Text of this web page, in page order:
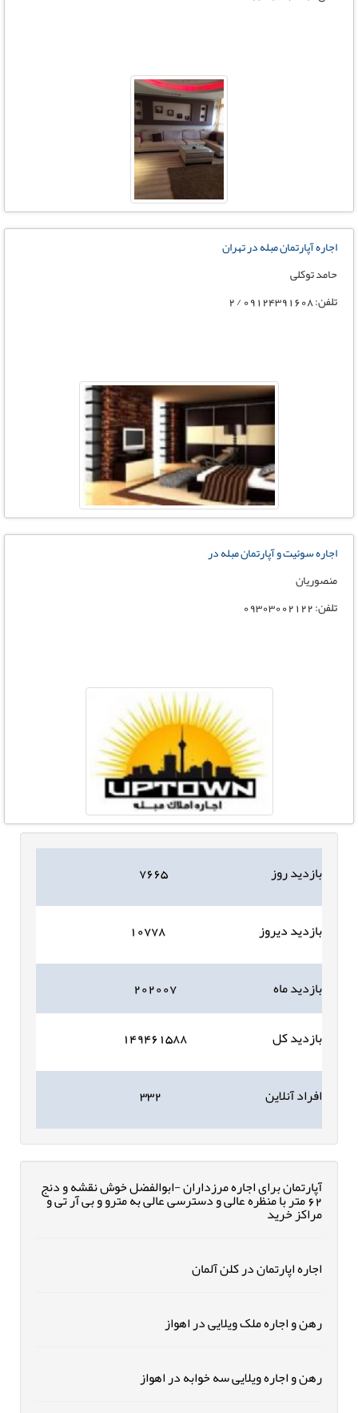
اجاره آپارتمان مبله در تهران
حامد توکلی
تلفن: 09124391608 / 2
اجاره سوئیت و آپارتمان مبله در
منصوریان
تلفن: 09303002122
بازدید روز ۷۶۶۵
بازدید دیروز ۱۰۷۷۸
بازدید ماه
۲۰۲۰۰۷
بازدید کل
۱۴۹۴۶۱۵۸۸
افراد آنلاین ۳۳۲
آپارتمان برای اجاره مرزداران -ابوالفضل خوش نقشه و دنج
62 متر با منظره عالی و دسترسی عالی به مترو و بی آر تی و
مراکز خرید
اجاره اپارتمان در کلن آلمان
رهن و اجاره ملک ویلایی در اهواز
رهن و اجاره ویلایی سه خوابه در اهواز